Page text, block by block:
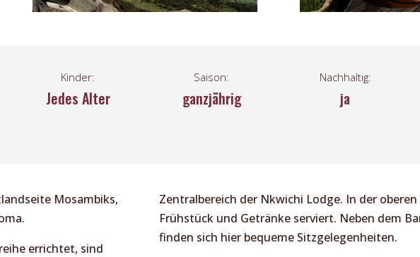
Kinder:
Jedes Alter
Saison:
ganzjährig
Nachhaltig:
ja
Mosambiks,
errichtet, sind
Zentralbereich der Nkwichi Lodge. In der
Frühstück und Getränke serviert. Neben dem
finden sich hier bequeme Sitzgelegenheiten.